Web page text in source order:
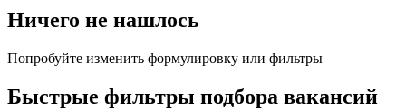
Ничего не нашлось
Попробуйте изменить формулировку или фильтры
Быстрые фильтры подбора вакансий